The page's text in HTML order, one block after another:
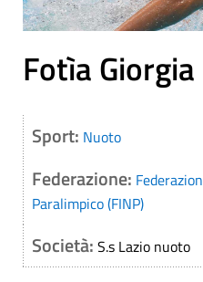
Fotìa Giorgia
Sport: Nuoto
Federazione:
Paralimpico (FINP)
Società: S.s Lazio nuoto